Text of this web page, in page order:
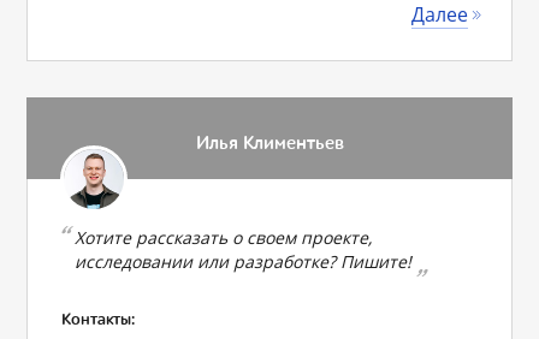
Далее
Илья Климентьев
Хотите рассказать о своем проекте,
исследовании или разработке? Пишите!
Контакты: